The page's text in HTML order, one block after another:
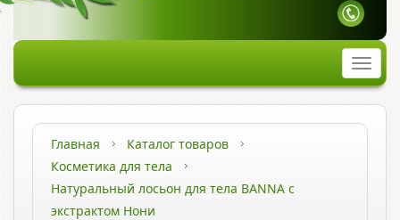
Главная
Каталог товаров
Косметика для тела
Натуральный лосьон для тела BANNA с
экстрактом Нони